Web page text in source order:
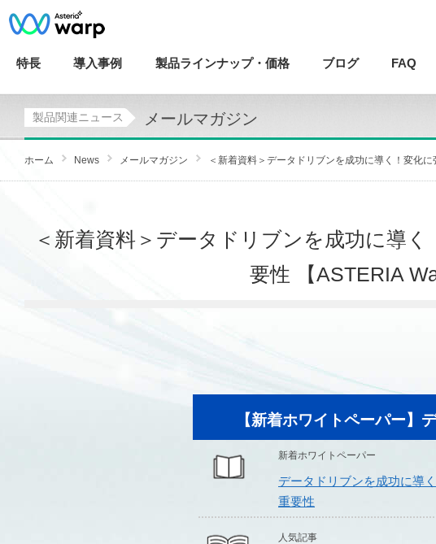
特長 導入事例 製品ラインナップ・ 価格 ブログ FAQ
製品関連ニュース メールマガジン
ホーム News メールマガジン ＜新着資料＞データドリブンを成功に導く！変化
＜新着資料＞データドリブンを成功に導
要性 【ASTERIA
【新着ホワイトペーパー】
新着ホワイトペーパー
データドリブンを成功に導
重要性
人気記事